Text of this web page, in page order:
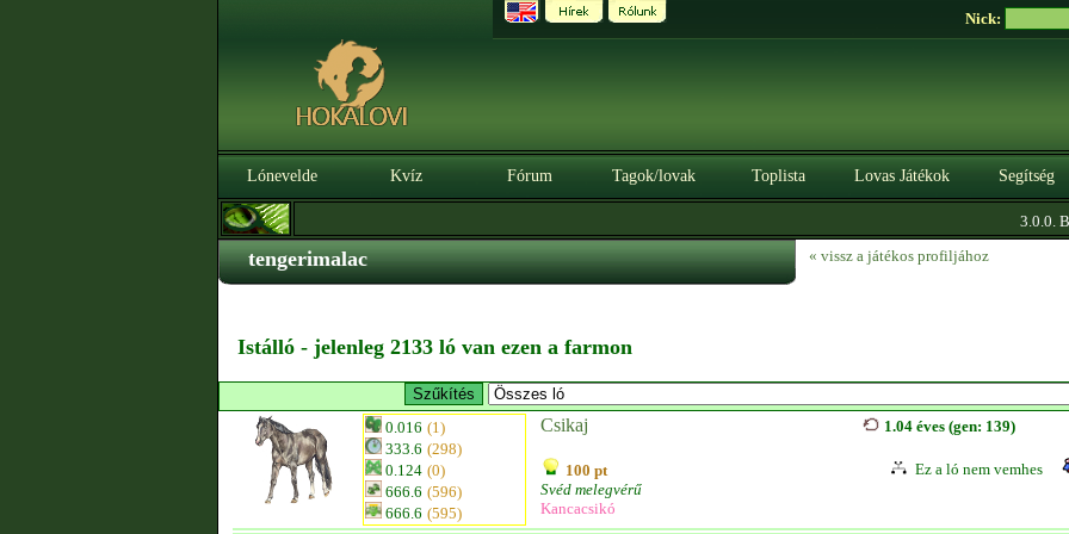
Nick:
Lónevelde Kvíz Fórum Tagok/lovak Toplista Lovas Játékok Segítség
3.0.0.
tengerimalac « vissz a játékos profiljához
Istálló - jelenleg 2133 ló van ezen a farmon
0.016 (1)
333.6 (298)
0.124 (0)
666.6 (596)
666.6 (595)
Csikaj
100 pt
Svéd melegvérű
Kancacsikó
1.04 éves (gen: 139)
Ez a ló nem vemhes